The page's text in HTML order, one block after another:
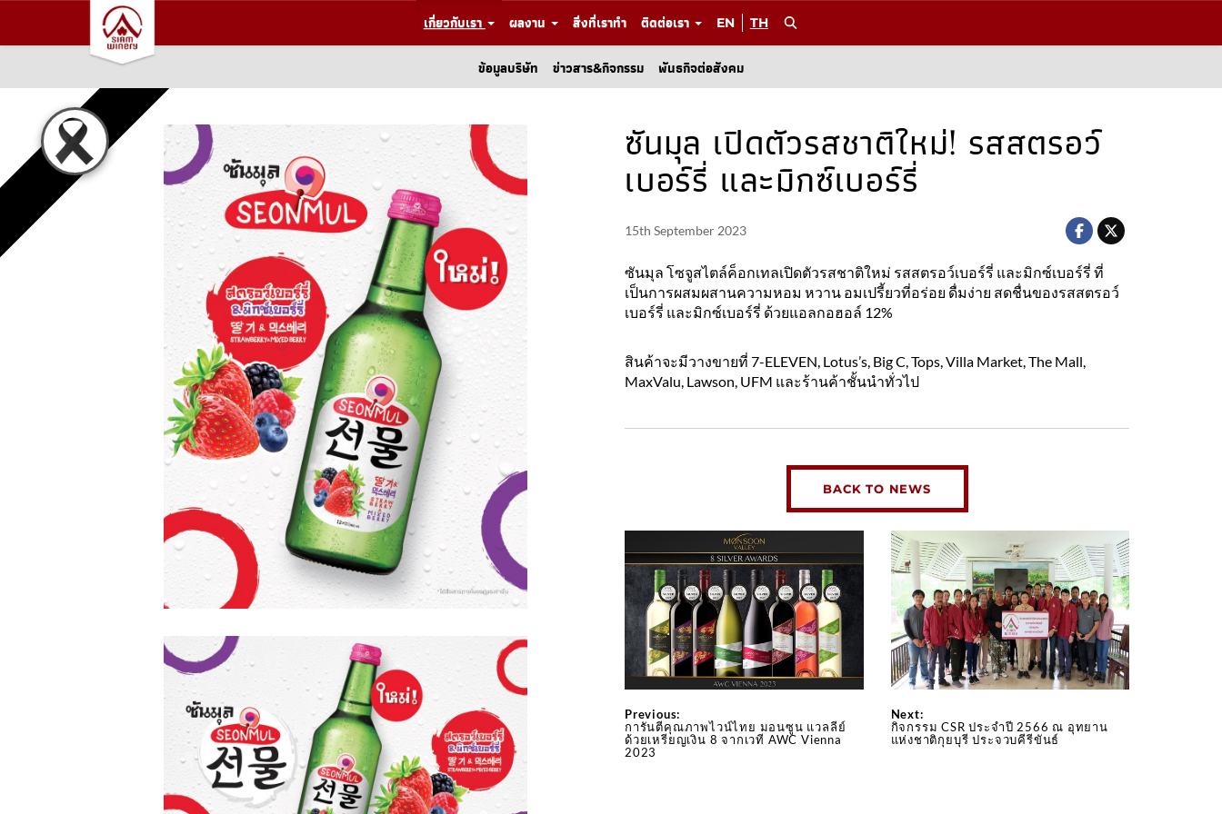
เกี่ยวกับเรา
ข้อมูลบริษัท ข่าวสาร&กิจกรรม พันธกิจต่อสังคม
ผลงาน สิ่งที่เราทำ ติดต่อเรา EN TH
ซันมุล เปิดตัวรสชาติใหม่! รสสตรอว์
เบอร์รี่ และมิกซ์เบอร์รี่
15th September 2023
ซันมุล โซจูสไตล์ค็อกเทลเปิดตัวรสชาติใหม่ รสสตรอว์เบอร์รี่ และมิกซ์เบอร์รี่ ที่
เป็นการผสมผสานความหอม หวาน อมเปรี้ยวที่อร่อย ดื่มง่าย สดชื่นของรสสตรอว์
เบอร์รี่ และมิกซ์เบอร์รี่ ด้วยแอลกอฮอล์ 12%
สินค้าจะมีวางขายที่ 7-ELEVEN, Lotus’s, Big C, Tops, Villa Market, The Mall,
MaxValu, Lawson, UFM และร้านค้าชั้นนำทั่วไป
BACK TO NEWS
Previous:
การันตีคุณภาพไวน์ไทย มอนซูน แวลลีย์
ด้วยเหรียญเงิน 8 จากเวที AWC Vienna
2023
Next:
กิจกรรม CSR ประจำปี 2566 ณ อุทยาน
แห่งชาติกุยบุรี ประจวบคีรีขันธ์